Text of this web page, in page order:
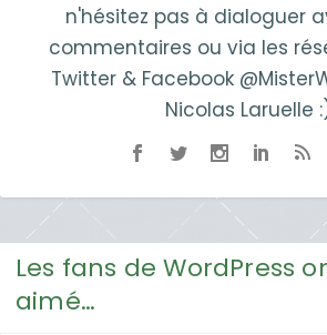
n'hésitez pas à dialoguer
commentaires ou via les
Twitter & Facebook
Nicolas Laruelle
Les fans de WordPress
aimé…